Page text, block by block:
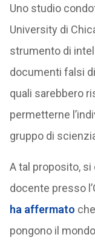
Uno studio
University di
strumento di
documenti falsi
quali sarebbero
permetterne
gruppo di
A tal proposito, si
docente presso
ha affermato
pongono il